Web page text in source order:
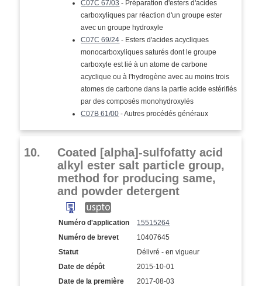
C07C 67/03 - Préparation d'esters d'acides
carboxyliques par réaction d'un groupe ester
avec un groupe hydroxyle
C07C 69/24 - Esters d'acides acycliques
monocarboxyliques saturés dont le groupe
carboxyle est lié à un atome de carbone
acyclique ou à l'hydrogène avec au moins trois
atomes de carbone dans la partie acide estérifiés
par des composés monohydroxylés
C07B 61/00 - Autres procédés généraux
10.
Coated [alpha]-sulfofatty acid
alkyl ester salt particle group,
method for producing same,
and powder detergent
Numéro d'application
15515264
Numéro de brevet
10407645
Statut
Délivré - en vigueur
Date de dépôt
2015-10-01
Date de la première
2017-08-03